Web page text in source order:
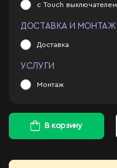
с Touch выключателем
ДОСТАВКА И МОНТАЖ
Доставка
УСЛУГИ
Монтаж
В корзину